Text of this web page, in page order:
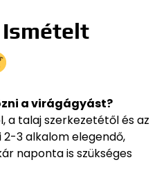
Ismételt
a virágágyást?
a talaj szerkezetétől és az
3 alkalom elegendő,
naponta is szükséges